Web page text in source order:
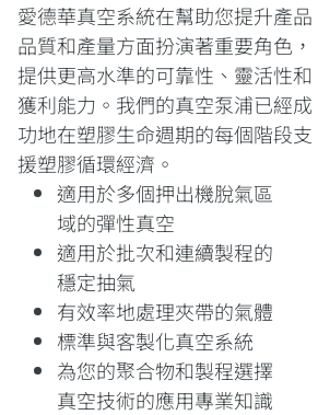
愛德華真空系統在幫助您提升產品
品質和產量方面扮演著重要角色，
提供更高水準的可靠性、靈活性和
獲利能力。我們的真空泵浦已經成
功地在塑膠生命週期的每個階段支
援塑膠循環經濟。
適用於多個押出機脫氣區
域的彈性真空
適用於批次和連續製程的
穩定抽氣
有效率地處理夾帶的氣體
標準與客製化真空系統
為您的聚合物和製程選擇
真空技術的應用專業知識